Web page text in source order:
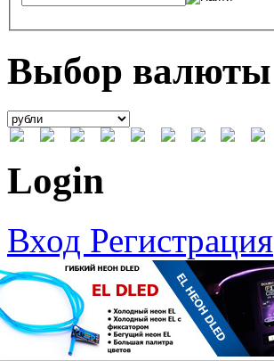
Выбор валюты
Login
Вход Регистрация